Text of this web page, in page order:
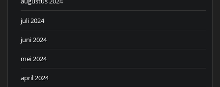
juli 2024
juni 2024
mei 2024
april 2024